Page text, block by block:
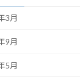
3月
9月
5月